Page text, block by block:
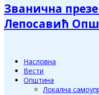
Званична
Лепосавић
Насловна
Вести
Општина
Локална